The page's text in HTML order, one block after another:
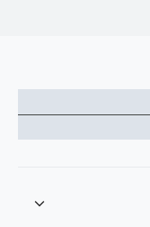
expand_more